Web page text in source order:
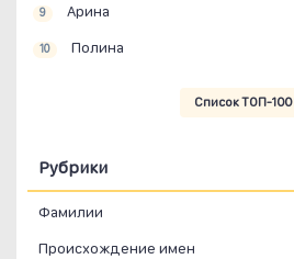
9 Арина
10 Полина
Список ТОП-100
Рубрики
Фамилии
Происхождение имен